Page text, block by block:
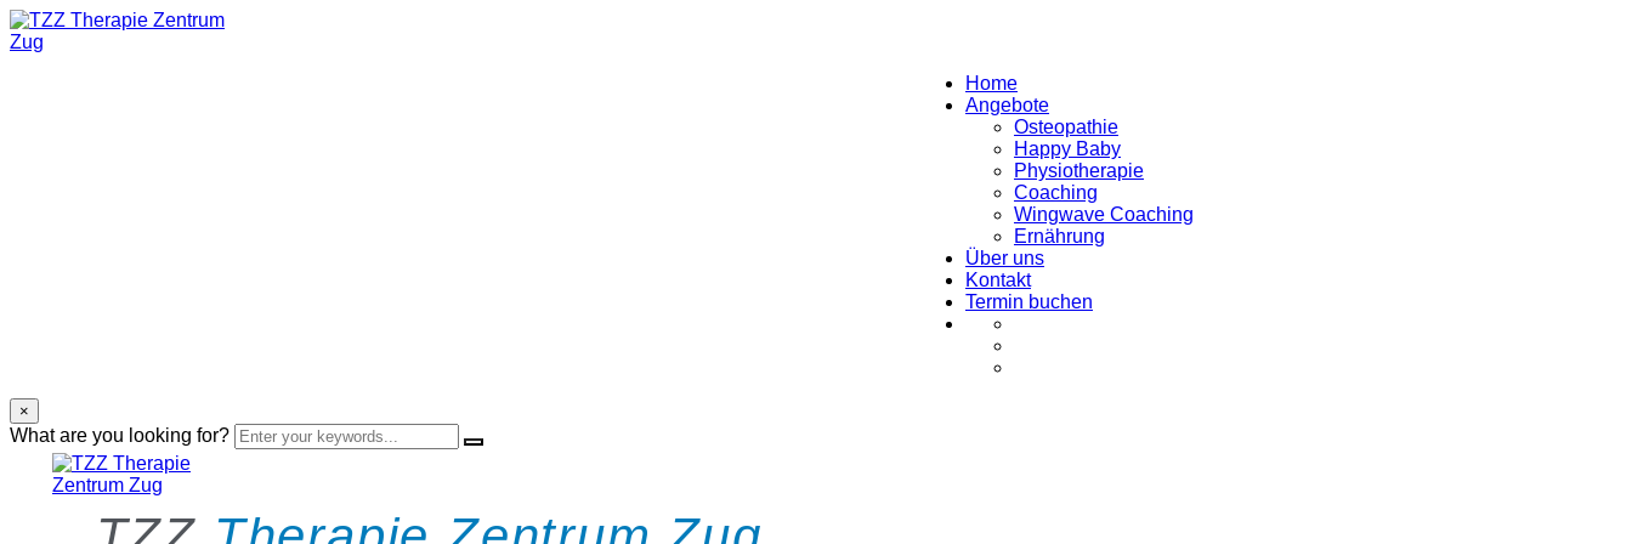
Home
Angebote
Osteopathie
Happy Baby
Physiotherapie
Coaching
Wingwave Coaching
Ernährung
Über uns
Kontakt
Termin buchen
×
What are you looking for?